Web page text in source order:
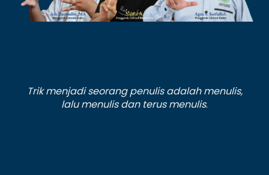
Trik menjadi seorang penulis adalah menulis,
lalu menulis dan terus menulis.